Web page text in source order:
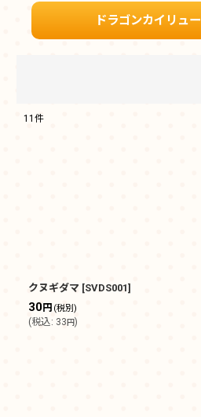
ドラゴンカイリュー
11 件
クヌギダマ [SVDS001]
30円 (税別)
(税込: 33円)